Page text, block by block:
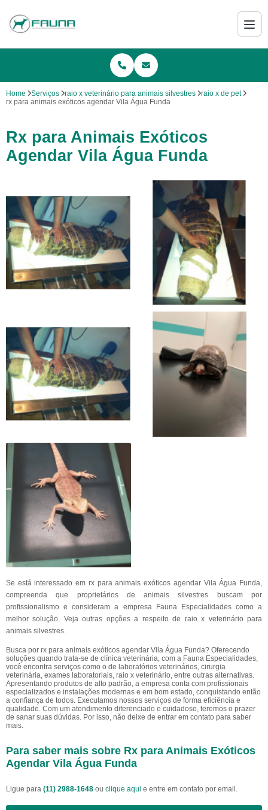
Home Serviços raio x veterinário para animais silvestres
raio x de pet
rx para animais exóticos agendar Vila Água Funda
Rx para Animais Exóticos
Agendar Vila Água Funda
Se está interessado em rx para animais exóticos agendar Vila Água Funda,
compreenda que proprietários de animais silvestres buscam por
profissionalismo e consideram a empresa Fauna Especialidades como a
melhor solução. Veja outras opções a respeito de raio x veterinário para
animais silvestres.
Busca por rx para animais exóticos agendar Vila Água Funda? Oferecendo
soluções quando trata-se de clínica veterinária, com a Fauna Especialidades,
você encontra serviços como o de laboratórios veterinários, cirurgia
veterinária, exames laboratoriais, raio x veterinário, entre outras alternativas.
Apresentando produtos de alto padrão, a empresa conta com profissionais
especializados e instalações modernas e em bom estado, conquistando então
a confiança de todos. Executamos nossos serviços de forma eficiência e
qualidade. Com um atendimento diferenciado e cuidadoso, teremos o prazer
de sanar suas dúvidas. Por isso, não deixe de entrar em contato para saber
mais.
Para saber mais sobre Rx para Animais Exóticos
Agendar Vila Água Funda
Ligue para (11) 2988-1648 ou clique aqui e entre em contato por email.